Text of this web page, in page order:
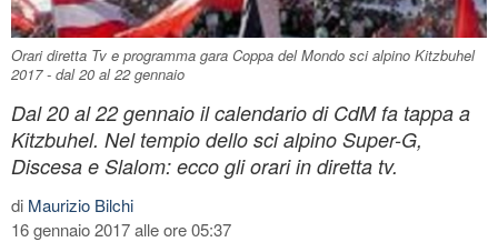
Orari diretta Tv e programma gara Coppa del Mondo sci alpino Kitzbuhel
2017 - dal 20 al 22 gennaio
Dal 20 al 22 gennaio il calendario di CdM fa tappa a
Kitzbuhel. Nel tempio dello sci alpino Super-G,
Discesa e Slalom: ecco gli orari in diretta tv.
di Maurizio Bilchi
16 gennaio 2017 alle ore 05:37